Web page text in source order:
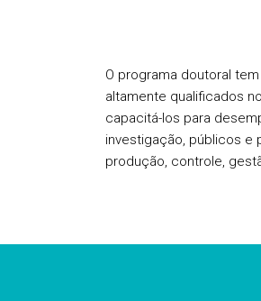
O programa doutoral
altamente qualificados
capacitá-los para
investigação, públicos e
produção, controle,